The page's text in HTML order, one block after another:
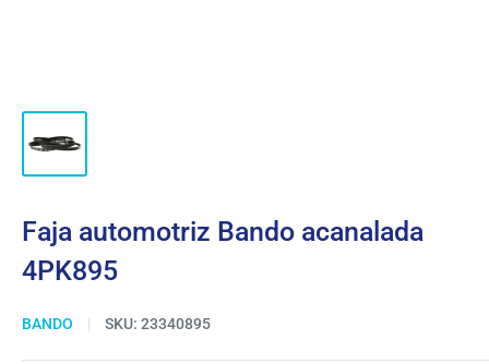
Faja automotriz Bando acanalada
4PK895
BANDO SKU: 23340895